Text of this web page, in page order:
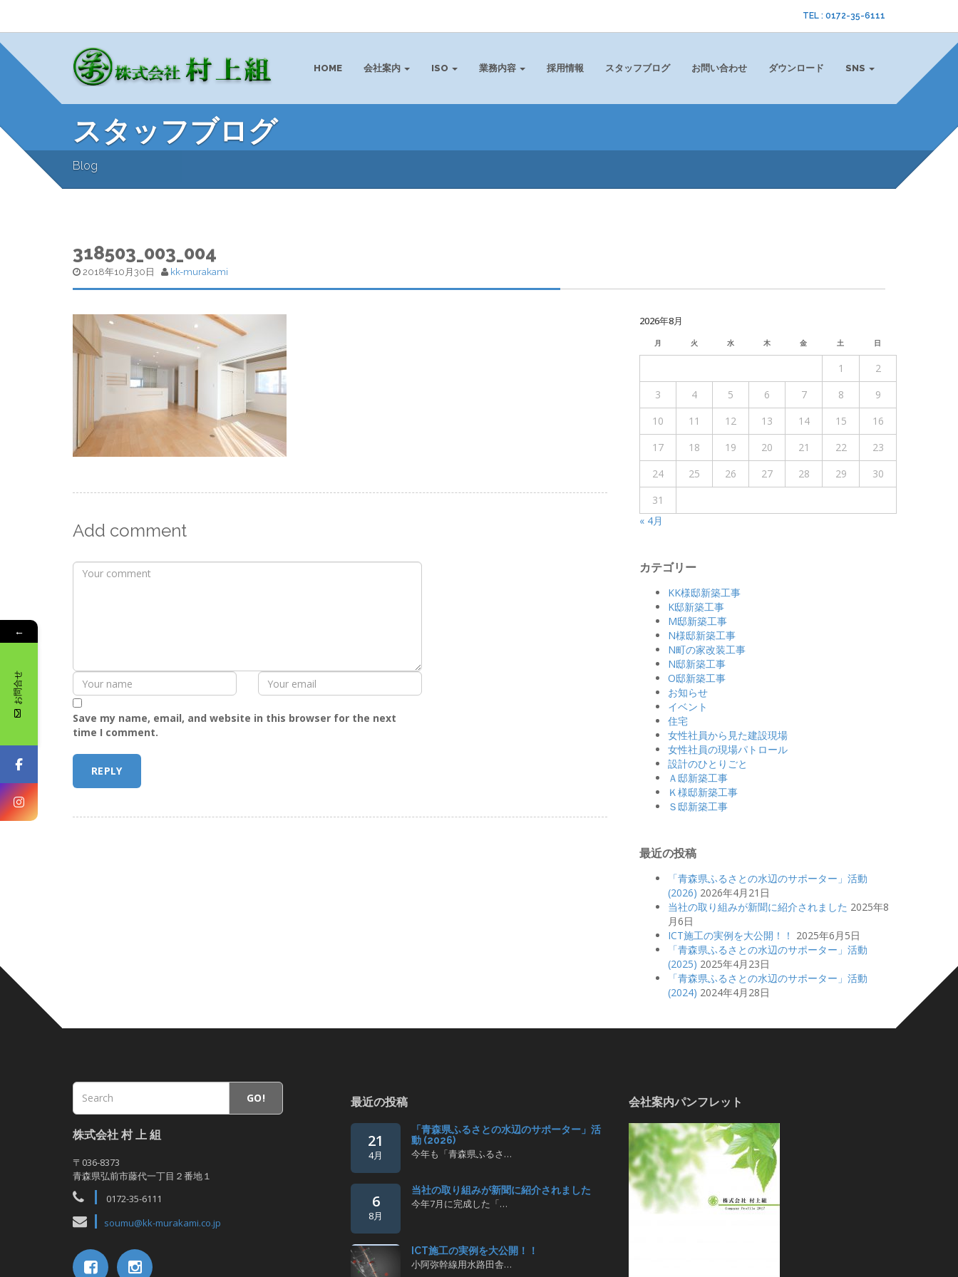
TEL : 0172-35-6111
HOME 会社案内 ISO 業務内容 採用情報 スタッフブログ お問い合わせ ダウンロード SNS
スタッフブログ
Blog
318503_003_004
2018年10月30日 kk-murakami
Add comment
Save my name, email, and website in this browser for the next
time I comment.
2026年8月
月 火 水 木 金 土 日
1
2
3
4 5 6 7 8
9
10
11 12 13 14 15
16
17
18 19 20 21 22
23
24
25 26 27 28 29
30
31
« 4月
カテゴリー
KK様邸新築工事
K邸新築工事
M邸新築工事
N様邸新築工事
N町の家改装工事
N邸新築工事
O邸新築工事
お知らせ
イベント
住宅
女性社員から見た建設現場
女性社員の現場パトロール
設計のひとりごと
Ａ邸新築工事
Ｋ様邸新築工事
Ｓ邸新築工事
最近の投稿
「青森県ふるさとの水辺のサポーター」活動
(2026) 2026年4月21日
当社の取り組みが新聞に紹介されました 2025年8
月6日
ICT施工の実例を大公開！！ 2025年6月5日
「青森県ふるさとの水辺のサポーター」活動
(2025) 2025年4月23日
「青森県ふるさとの水辺のサポーター」活動
(2024) 2024年4月28日
GO!
株式会社 村 上 組
〒036-8373
青森県弘前市藤代一丁目２番地１
0172-35-6111
soumu@kk-murakami.co.jp
最近の投稿
21
4月
「青森県ふるさとの水辺のサポーター」活
動 (2026)
今年も「青森県ふるさ…
6
8月
当社の取り組みが新聞に紹介されました
今年7月に完成した「…
ICT施工の実例を大公開！！
小阿弥幹線用水路田舎…
会社案内パンフレット
←
お問合せ